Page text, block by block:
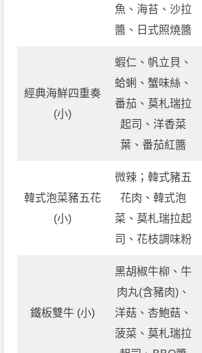
魚、海苔、沙拉
醬、日式照燒醬
經典海鮮四重奏
(小)
蝦仁、帆立貝、
蛤蜊、蟹味絲、
番茄、莫札瑞拉
起司、洋香菜
葉、番茄紅醬
韓式泡菜豬五花
(小)
微辣；韓式豬五
花肉、韓式泡
菜、莫札瑞拉起
司、花枝調味粉
鐵板雙牛 (小)
黑胡椒牛柳、牛
肉丸(含豬肉)、
洋菇、杏鮑菇、
菠菜、莫札瑞拉